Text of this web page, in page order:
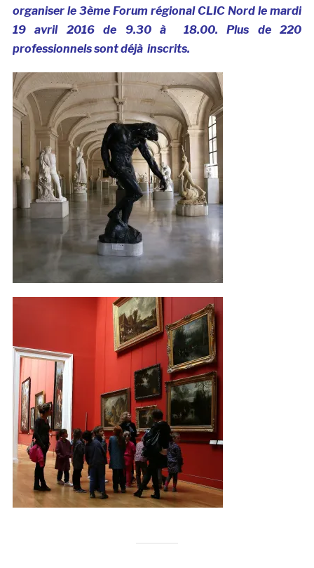
organiser le 3ème Forum régional CLIC Nord le mardi
19 avril 2016 de 9.30 à 18.00. Plus de 220
professionnels sont déjà inscrits.